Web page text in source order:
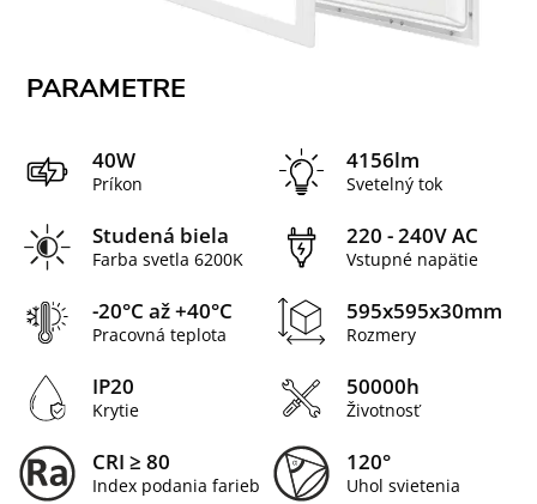
PARAMETRE
40W
Príkon
4156lm
Svetelný tok
Studená biela
Farba svetla 6200K
220 - 240V AC
Vstupné napätie
-20°C až +40°C
Pracovná teplota
595x595x30mm
Rozmery
IP20
Krytie
50000h
Životnosť
CRI ≥ 80
Index podania farieb
120°
Uhol svietenia